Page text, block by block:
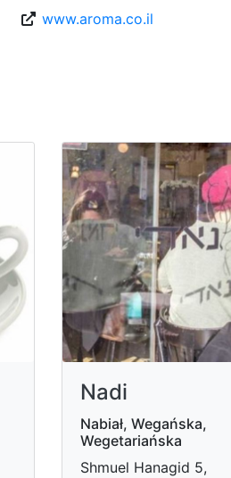
www.aroma.co.il
Nadi
Nabiał, Wegańska,
Wegetariańska
Shmuel Hanagid 5,